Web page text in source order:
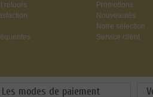
retours
Promotions
Nouveautés
Notre sélection
Service client
Les modes de paiement